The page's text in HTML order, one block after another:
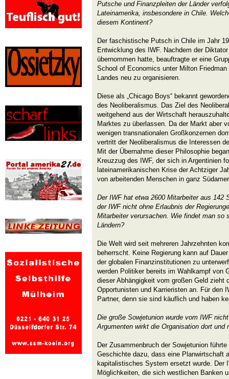
Putsche und Finanzpleiten der Länder
Lateinamerika, insbesondere in Chile.
diesem Kontinent?
Der faschistische Putsch in Chile im Jahr
Entwicklung des IWF. Nachdem der
übernommen hatte, beauftragte er eine
School of Economics unter Milton
Landes neu zu organisieren.
Diese als „Chicago Boys“ bekannt
des Neoliberalismus. Das Ziel des
weitgehend aus der Wirtschaft
Marktes zu überlassen. Da der Markt aber
wenigen transnationalen Großkonzernen
vertritt der Neoliberalismus die Interessen
Mit der Übernahme dieser Philosophie
Kreuzzug des IWF, der sich in Argentinien
lateinamerikanischen Krise der Achtziger
von arbeitenden Menschen in ganz
Der IWF hat etwa 2600 Mitarbeiter aus 142
der IWF nicht ohne Erlaubnis der
Mitarbeiter verursachen. Wie findet man so
Ländern?
Die Welt wird seit mehreren Jahrzehnten
beherrscht. Keine Regierung kann auf
der globalen Finanzinstitutionen zu
werden Politiker bereits im Wahlkampf von
dieser Abhängigkeit vom großen Geld zieht
Opportunisten und Karrieristen an. Für den
Partner, denn sie sind käuflich und haben
Die große Sowjetunion wurde vom IWF
Argumenten wirkt die Organisation dort und
Der Zusammenbruch der Sowjetunion
Geschichte dazu, dass eine Planwirtschaft
kapitalistisches System ersetzt wurde. Der
Möglichkeiten, die sich westlichen Banken